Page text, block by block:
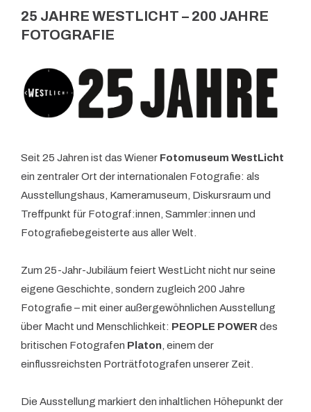
25 JAHRE WESTLICHT – 200 JAHRE
FOTOGRAFIE
Seit 25 Jahren ist das Wiener Fotomuseum WestLicht
ein zentraler Ort der internationalen Fotografie: als
Ausstellungshaus, Kameramuseum, Diskursraum und
Treffpunkt für Fotograf:innen, Sammler:innen und
Fotografiebegeisterte aus aller Welt.
Zum 25-Jahr-Jubiläum feiert WestLicht nicht nur seine
eigene Geschichte, sondern zugleich 200 Jahre
Fotografie – mit einer außergewöhnlichen Ausstellung
über Macht und Menschlichkeit: PEOPLE POWERdes
britischen Fotografen Platon, einem der
einflussreichsten Porträtfotografen unserer Zeit.
Die Ausstellung markiert den inhaltlichen Höhepunkt der